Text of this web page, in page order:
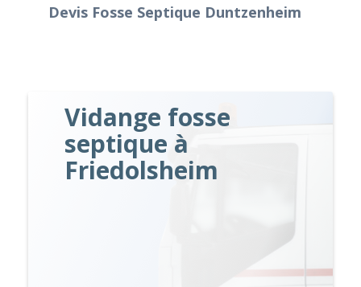
Devis Fosse Septique Duntzenheim
Vidange fosse
septique à
Friedolsheim